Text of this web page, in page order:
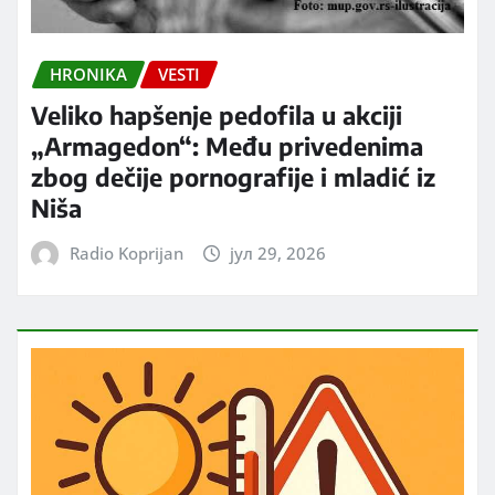
HRONIKA VESTI
Veliko hapšenje pedofila u akciji
„Armagedon“: Među privedenima
zbog dečije pornografije i mladić iz
Niša
Radio Koprijan јул 29, 2026